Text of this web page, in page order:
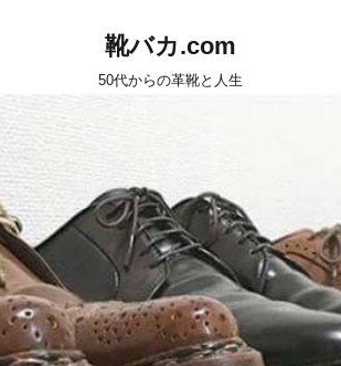
靴バカ.com
50代からの革靴と人生